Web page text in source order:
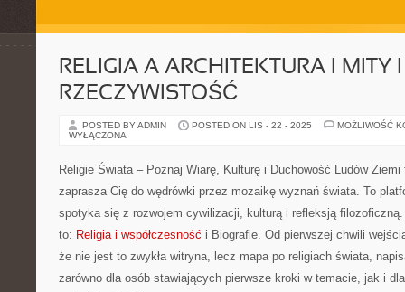
RELIGIA A ARCHITEKTURA I MITY I
RZECZYWISTOŚĆ
POSTED BY ADMIN POSTED ON LIS - 22 - 2025
MOŻLIWOŚĆ
WYŁĄCZONA
Religie Świata – Poznaj Wiarę, Kulturę i Duchowość Ludów
zaprasza Cię do wędrówki przez mozaikę wyznań świata. To
spotyka się z rozwojem cywilizacji, kulturą i refleksją
to: Religia i współczesność i Biografie. Od pierwszej chwili
że nie jest to zwykła witryna, lecz mapa po religiach świata,
zarówno dla osób stawiających pierwsze kroki w temacie, jak i